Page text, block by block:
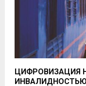
ЦИФРОВИЗАЦИЯ